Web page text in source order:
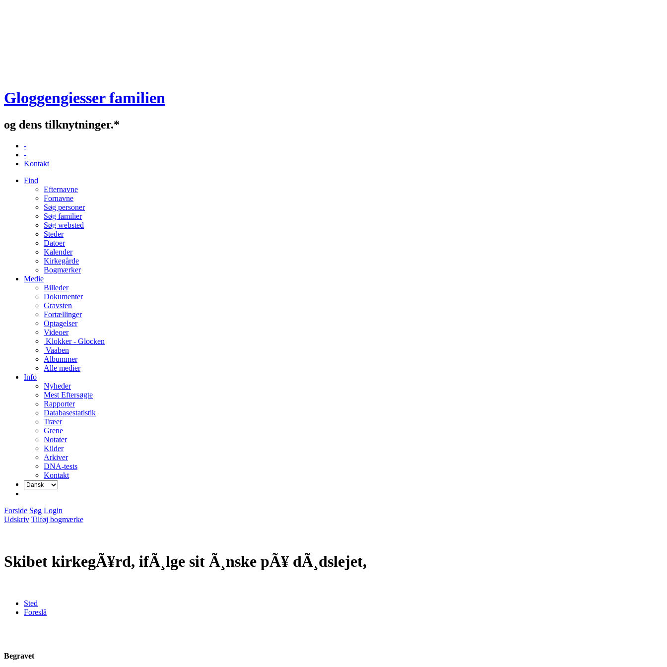
Gloggengiesser familien
og dens tilknytninger.*
-
-
Kontakt
Find
Efternavne
Fornavne
Søg personer
Søg familier
Søg websted
Steder
Datoer
Kalender
Kirkegårde
Bogmærker
Medie
Billeder
Dokumenter
Gravsten
Fortællinger
Optagelser
Videoer
Klokker - Glocken
Vaaben
Albummer
Alle medier
Info
Nyheder
Mest Eftersøgte
Rapporter
Databasestatistik
Træer
Grene
Notater
Kilder
Arkiver
DNA-tests
Kontakt
Forside Søg Login
Udskriv Tilføj bogmærke
Skibet kirkegÃ¥rd, ifÃ¸lge sit Ã¸nske pÃ¥ dÃ¸dslejet,
Sted
Foreslå
Begravet